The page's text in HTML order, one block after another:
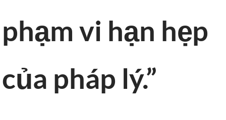
phạm vi hạn hẹp
của pháp lý.”